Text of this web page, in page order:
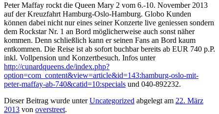
Peter Maffay rockt die Queen Mary 2 vom 6.-10. November 2013
auf der Kreuzfahrt Hamburg-Oslo-Hamburg. Globo Kunden
können dabei nicht nur eines seiner Konzerte live geniessen sondern
dem Rockstar Nr. 1 an Bord möglicherweise auch sonst näher
kommen. Denn schließlich kann er seinen Fans an Bord kaum
entkommen. Die Reise ist ab sofort buchbar bereits ab EUR 740 p.P.
inkl. Vollpension und Konzertbesuch. Infos unter
http://cunardqueens.de/index.php?
option=com_content&view=article&id=143:hamburg-oslo-mit-
peter-maffay-ab-740&catid=10:specials und 040-892232.
Dieser Beitrag wurde unterUncategorized abgelegt am 22. März
2013 von overstreet.